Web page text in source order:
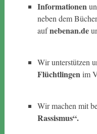
Informationen
neben dem
aufnebenan.de
Wir unterstützen
Flüchtlingenim
Wir machen mit
Rassismus“.